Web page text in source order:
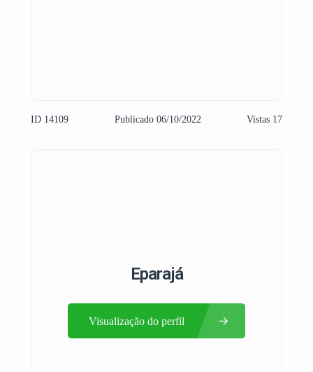
ID 14109 Publicado 06/10/2022 Vistas 17
Eparajá
Visualização do perfil